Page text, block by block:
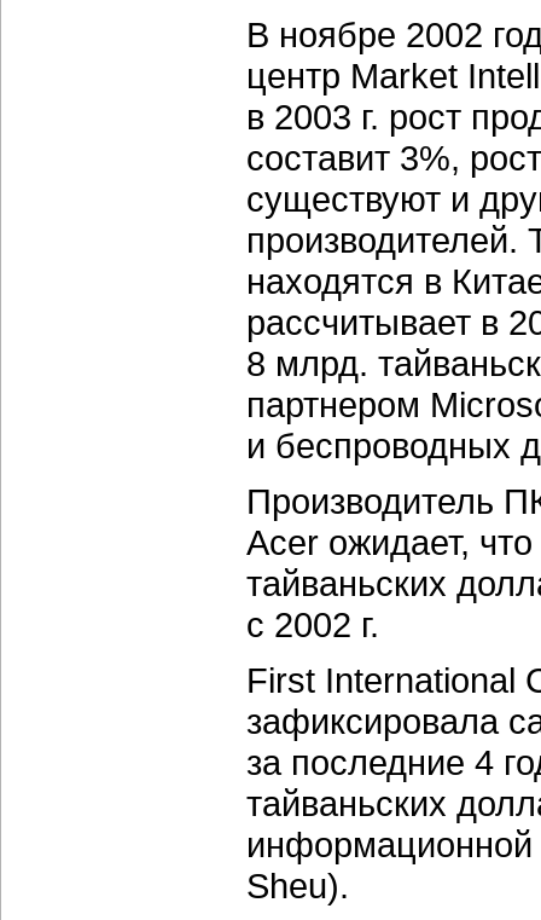
В ноябре 2002
центр Market
в 2003 г. рост
составит 3%,
существуют и
производителей.
находятся в
рассчитывает в
8 млрд.
партнером
и беспроводных
Производитель
Acer ожидает,
тайваньских
с 2002 г.
First International
зафиксировала
за последние 4
тайваньских
Sheu).